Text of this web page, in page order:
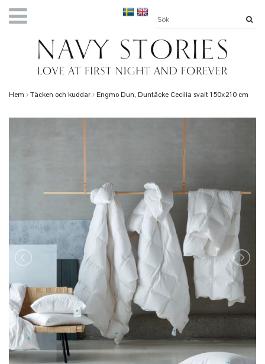
Hem Täcken och kuddar Engmo Dun, Duntäcke Cecilia svalt 150x210 cm